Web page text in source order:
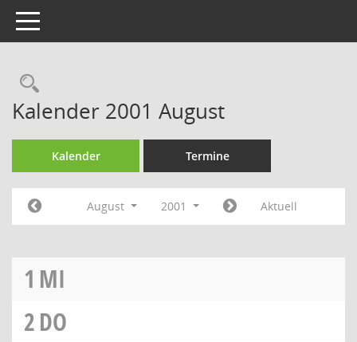
Toggle navigation
Rechercheauswahl
Kalender 2001 August
Kalender Termine
August 2001 Aktuell
1 MI
2DO